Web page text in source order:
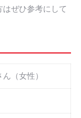
ぜひ参考にして
（女性）